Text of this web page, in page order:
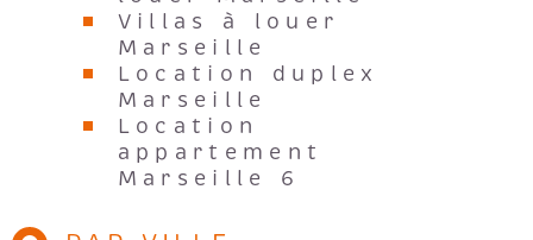
Marseille
Location duplex
Marseille
Location
appartement
Marseille 6